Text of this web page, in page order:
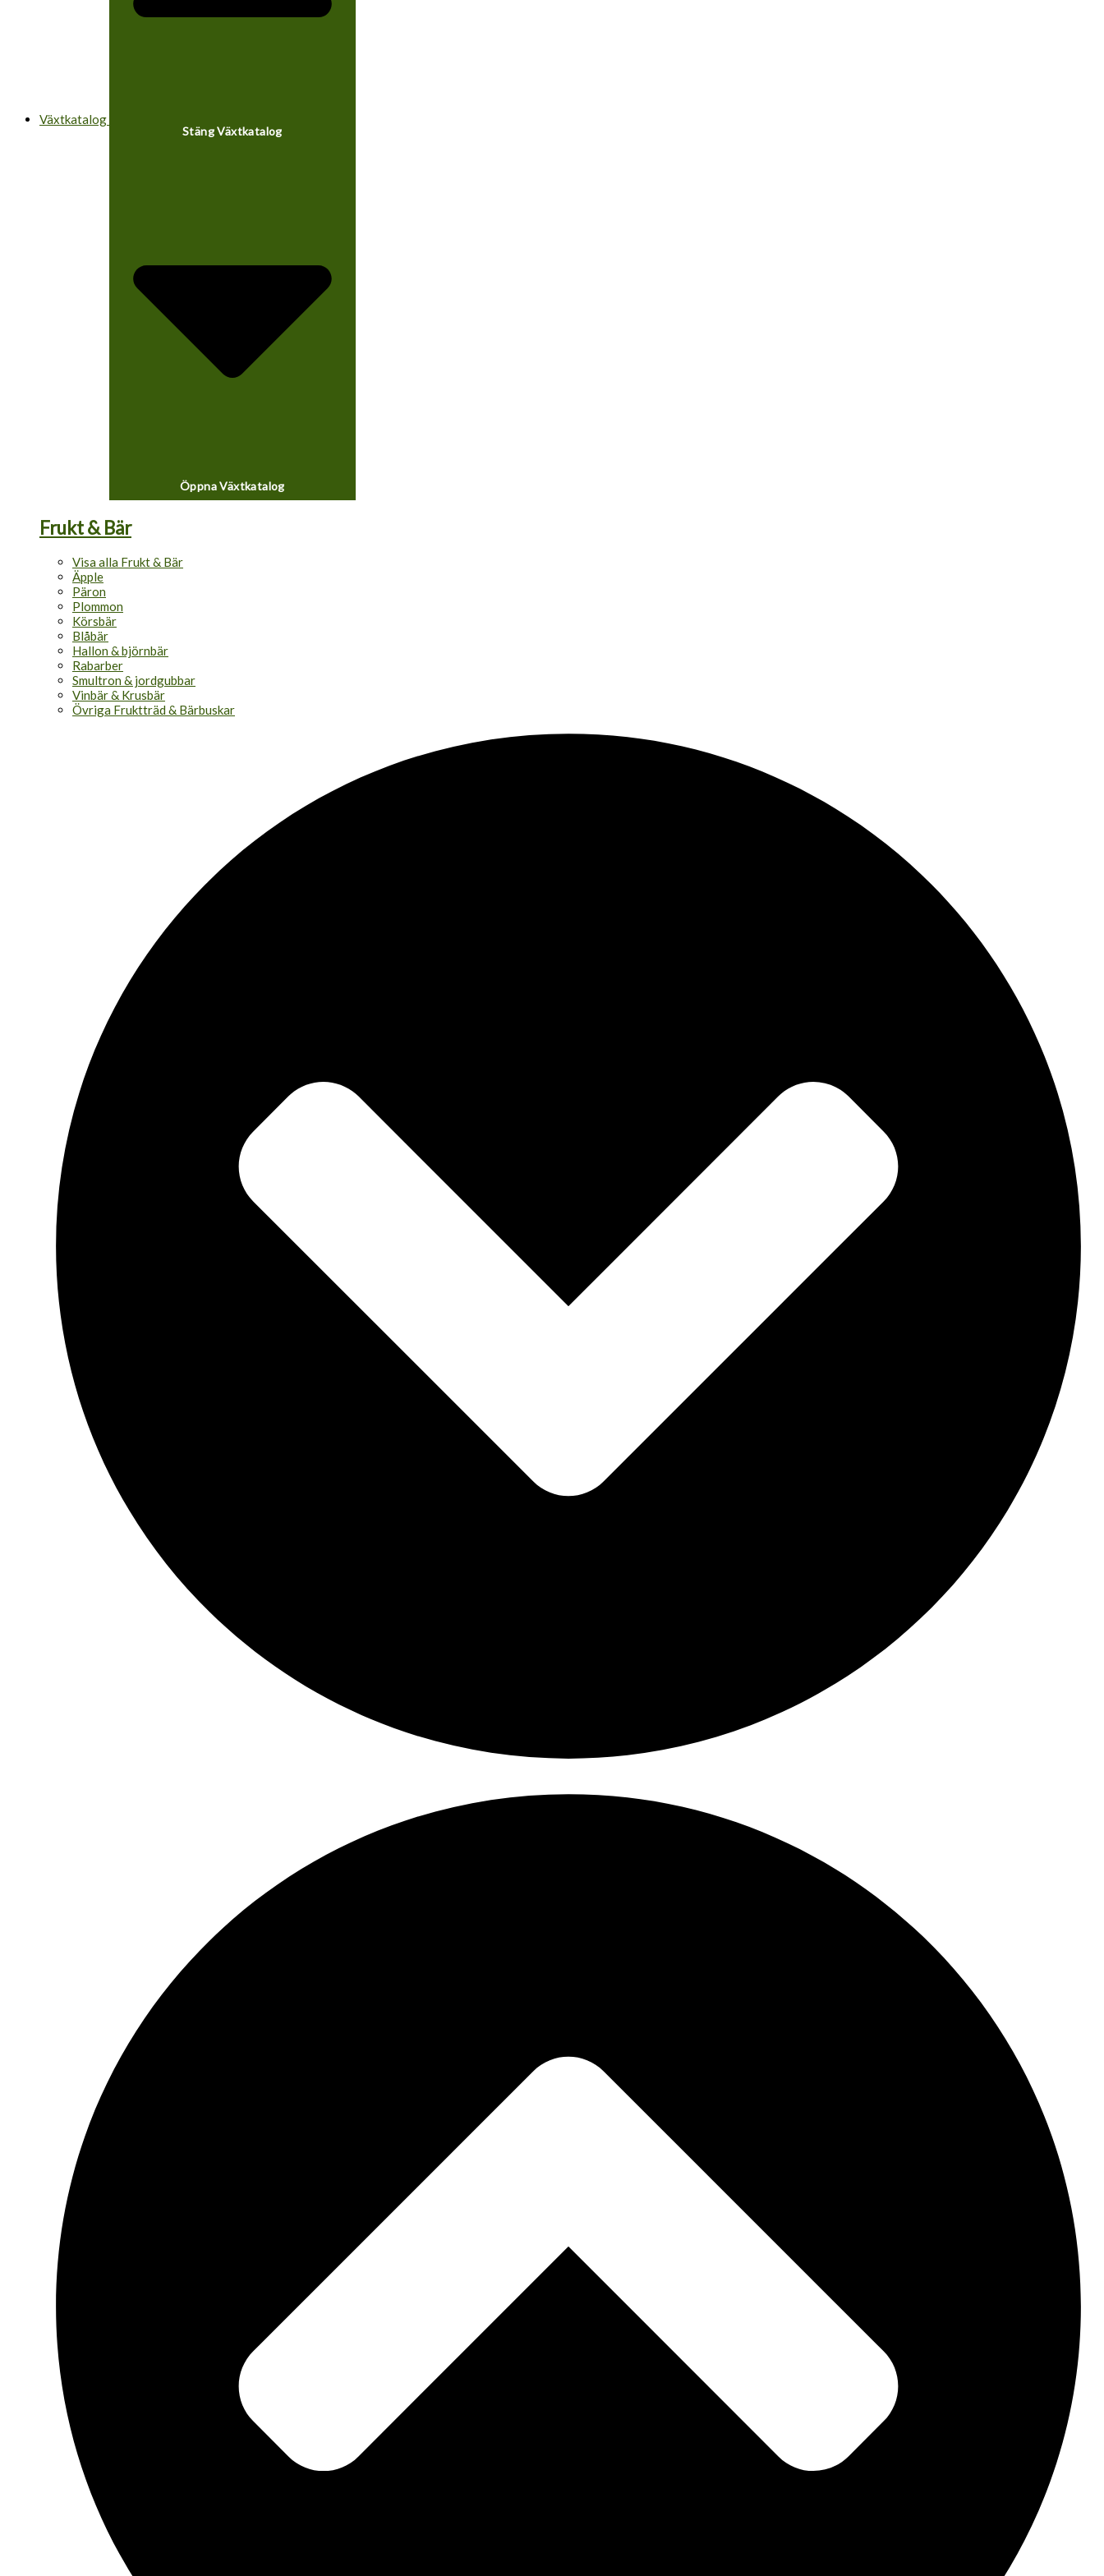
Växtkatalog
Stäng Växtkatalog
Öppna Växtkatalog
Frukt & Bär
Visa alla Frukt & Bär
Äpple
Päron
Plommon
Körsbär
Blåbär
Hallon & björnbär
Rabarber
Smultron & jordgubbar
Vinbär & Krusbär
Övriga Fruktträd & Bärbuskar